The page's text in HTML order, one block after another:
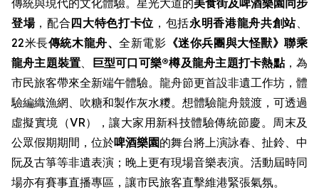
傳統與現代的文化體驗。星光大道的美食街及啤酒樂園同步
登場，配合四大特色打卡位 ，包括永明香港龍舟共創站、
22米長傳統木龍舟、全新電影 《迷你兵團與大怪獸》聯乘
龍舟主題裝置、 巨型可口可樂®樽及龍舟主題打卡熱點，為
市民旅客帶來全新端午體驗。龍舟節更首設非遺工作坊，體
驗編織漁網、吹糖和製作灰水糭。想體驗龍舟競渡，可透過
虛擬實境（VR），讓大家用新科技體驗傳統節慶。周末及
公眾假期期間，位於啤酒樂園的舞台將上演詠春、扯鈴、中
阮及古箏等非遺表演；晚上更有現場音樂表演。活動屆時同
場亦有賽事直播專區，讓市民旅客直擊維港緊張氣氛。